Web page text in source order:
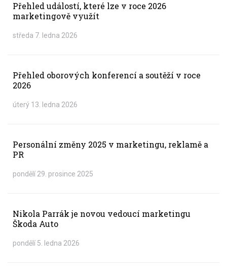
Přehled událostí, které lze v roce 2026
marketingově využít
středa 7. ledna 2026
Přehled oborových konferencí a soutěží v roce
2026
úterý 13. ledna 2026
Personální změny 2025 v marketingu, reklamě a
PR
pondělí 29. prosince 2025
Nikola Parrák je novou vedoucí marketingu
Škoda Auto
pondělí 5. ledna 2026